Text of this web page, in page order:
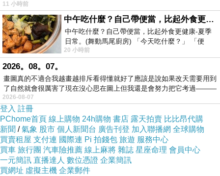
減課，畢竟他去年已提前完成兩門十二年級課
程。面對高三生活，他看起來比去年更輕鬆自
在，也更加自信。
不僅如此，童的社交生活亦十分豐富，平時的
打工也沒落下，一切都安排得井然有序，可說是
游刃有餘。
雖然他對未來的大學科系仍有些迷惘，但我相
信，只要能順利完成大學聯考，取得理想成績並
進入心目中的大學，他一定能在未來的探索中，
逐步找到自己的方向。
有時候，我難免擔心每個週末滿滿的活動是否
會影響課業。但他總是笑著說：「媽，高三就這
11 小時前
中午吃什麼？自己帶便當，比起外食更健康-夏季日常。(舞動馬尾廚房)
中午吃什麼？自己帶便當，比起外食更健康-夏季
日常。(舞動馬尾廚房) 「今天吃什麼？」 「便
當？麵？還是炒飯？」 每天都在選擇
20 小時前
2026。08。07。
畫圖真的不適合我越畫越排斥看得懂就好了應該是說如果改天需要用到
了自然就會很厲害了現在沒心思在圖上但我還是會努力把它考過———
2026-08-07
登入 註冊
PChome首頁 線上購物 24h購物 書店 露天拍賣 比比昂代購
新聞 /氣象 股市 個人新聞台 廣告刊登 加入聯播網 全球購物
買賣租屋 支付連 國際連 Pi 拍錢包 旅遊 服務中心
買車 旅行團 汽車險推薦 線上麻將 雜誌 星座命理 會員中心
一元簡訊 直播達人 數位憑證 企業簡訊
買網址 虛擬主機 企業郵件